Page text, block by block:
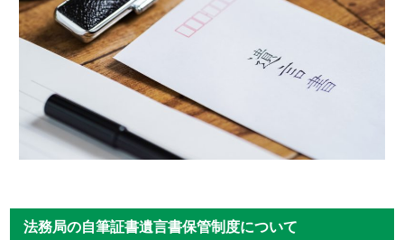
法務局の自筆証書遺言書保管制度について